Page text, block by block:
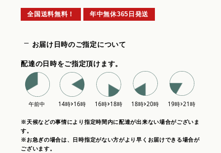
全国送料無料！ 年中無休365日発送
お届け日時のご指定について
配達の日時をご指定頂けます。
※天候などの事情により指定時間内に配達が出来ない場合がございま
す。
※お急ぎの場合は、日時指定がない方がより早くお届けできる場合が
ございます。